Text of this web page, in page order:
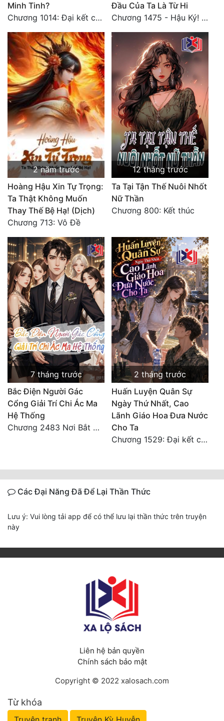
Vô Địch Lưu
Đam Mỹ
Đẹp
Đẹp Hiệp
Tính Cách Nhân Vật :
Cơ Trí
Sát Phạt Quyết Đoán
Điềm Đạm
Minh Tinh?
Chương 1014: Đại kết cục 2
Đầu Của Ta Là Từ Hi
Chương 1475 - Hậu Ký! Kết cục tốt đẹp! (HẾT)
2 năm trước
Hoàng Hậu Xin Tự Trọng:
Ta Thật Không Muốn
Thay Thế Bệ Hạ! (Dịch)
Chương 713: Vô Đề
12 tháng trước
Ta Tại Tận Thế Nuôi Nhốt
Nữ Thần
Chương 800: Kết thúc
7 tháng trước
Bắc Điện Người Gác
Cổng Giải Trí Chi Ác Ma
Hệ Thống
Chương 2483 Nơi Bắt Đầu Giấc Mơ 3 (Kết Thúc!)
2 tháng trước
Huấn Luyện Quân Sự
Ngày Thứ Nhất, Cao
Lãnh Giáo Hoa Đưa Nước
Cho Ta
Chương 1529: Đại kết cục
Các Đại Năng Đã Để Lại Thần Thức
Lưu ý: Vui lòng tải app để có thể lưu lại thần thức trên truyện
này
Liên hệ bản quyền
Chính sách bảo mật
Copyright © 2022 xalosach.com
Từ khóa